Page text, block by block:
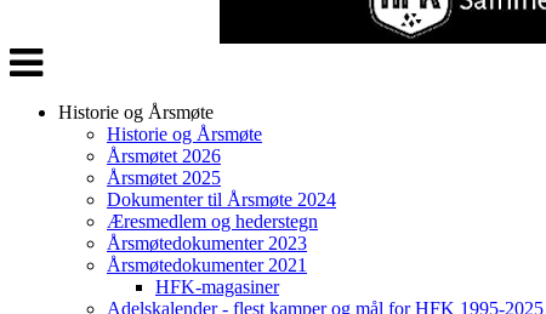
Veksle
navigasjon
Historie og Årsmøte
Historie og Årsmøte
Årsmøtet 2026
Årsmøtet 2025
Dokumenter til Årsmøte 2024
Æresmedlem og hederstegn
Årsmøtedokumenter 2023
Årsmøtedokumenter 2021
HFK-magasiner
Adelskalender - flest kamper og mål for HFK 1995-2025